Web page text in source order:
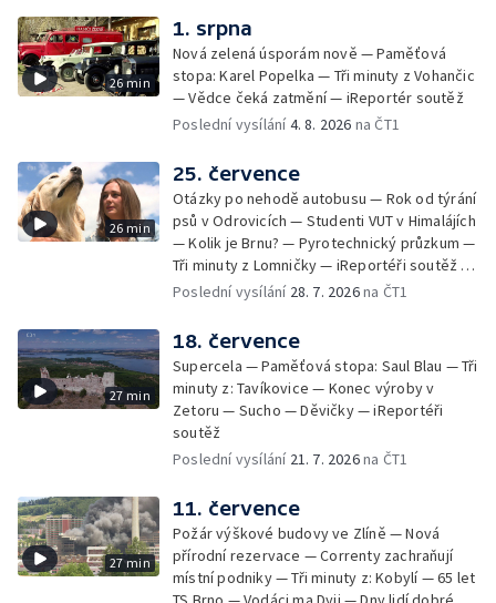
26 min
1. srpna
Nová zelená úsporám nově — Paměťová
stopa: Karel Popelka — Tři minuty z Vohančic
— Vědce čeká zatmění — iReportér soutěž
Poslední vysílání4. 8. 2026 na ČT1
26 min
25. července
Otázky po nehodě autobusu — Rok od týrání
psů v Odrovicích — Studenti VUT v Himalájích
— Kolik je Brnu? — Pyrotechnický průzkum —
Tři minuty z Lomničky — iReportéři soutěž —
Bez komentáře: Kontroly na NOvých Mlýnech
Poslední vysílání 28. 7. 2026na ČT1
27 min
18. července
Supercela — Paměťová stopa: Saul Blau — Tři
minuty z: Tavíkovice — Konec výroby v
Zetoru — Sucho — Děvičky — iReportéři
soutěž
Poslední vysílání 21. 7. 2026na ČT1
27 min
11. července
Požár výškové budovy ve Zlíně — Nová
přírodní rezervace — Correnty zachraňují
místní podniky — Tři minuty z: Kobylí — 65 let